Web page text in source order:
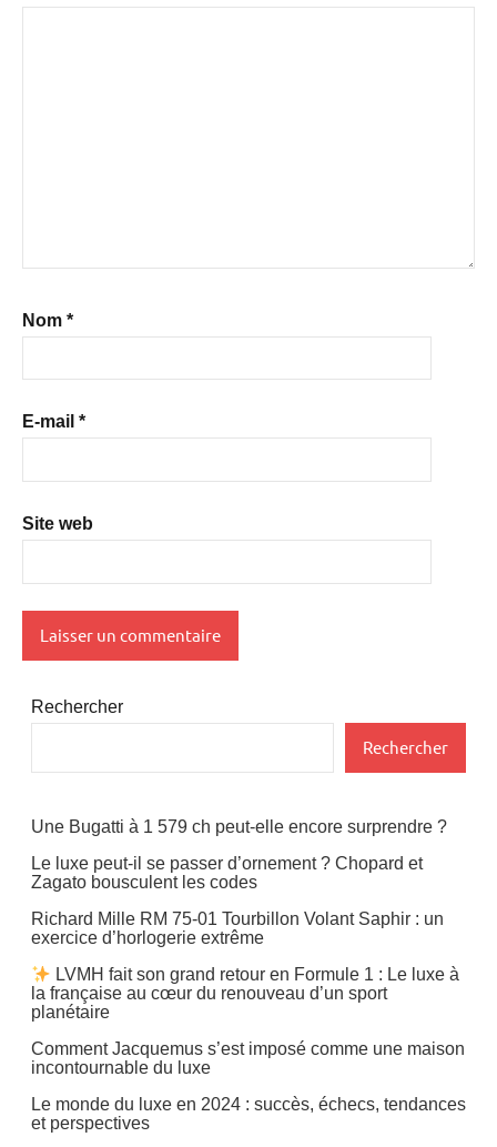
Nom *
E-mail *
Site web
Rechercher
Rechercher
Une Bugatti à 1 579 ch peut-elle encore surprendre ?
Le luxe peut-il se passer d’ornement ? Chopard et
Zagato bousculent les codes
Richard Mille RM 75-01 Tourbillon Volant Saphir : un
exercice d’horlogerie extrême
LVMH fait son grand retour en Formule 1 : Le luxe à
la française au cœur du renouveau d’un sport
planétaire
Comment Jacquemus s’est imposé comme une maison
incontournable du luxe
Le monde du luxe en 2024 : succès, échecs, tendances
et perspectives